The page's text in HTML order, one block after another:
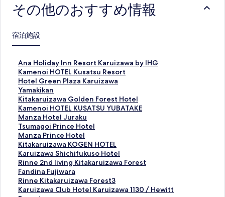
その他のおすすめ情報
宿泊施設
Ana Holiday Inn Resort Karuizawa by IHG
A
n
a
H
o
l
i
d
a
y
I
n
n
R
e
Kamenoi HOTEL Kusatsu Resort
K
a
m
e
n
o
i
H
O
T
E
L
K
u
Hotel Green Plaza Karuizawa
H
o
t
e
l
G
r
e
e
n
P
l
a
Yamakikan
Y
a
m
a
k
i
k
a
n
の
ペ
ー
Kitakaruizawa Golden Forest Hotel
K
i
t
a
k
a
r
u
i
z
a
Kamenoi HOTEL KUSATSU YUBATAKE
K
a
m
e
n
o
i
H
O
T
Manza Hotel Juraku
M
a
n
z
a
H
o
t
e
Tsumagoi Prince Hotel
T
s
u
m
a
g
o
i
Manza Prince Hotel
M
a
n
z
a
P
r
Kitakaruizawa KOGEN HOTEL
K
i
t
a
k
a
Karuizawa Shichifukuso Hotel
K
a
r
u
i
Rinne 2nd living Kitakaruizawa Forest
R
i
n
n
Fandina Fujiwara
F
a
n
Rinne Kitakaruizawa Forest3
R
iKaruizawa Club Hotel Karuizawa 1130 / Hewitt
K